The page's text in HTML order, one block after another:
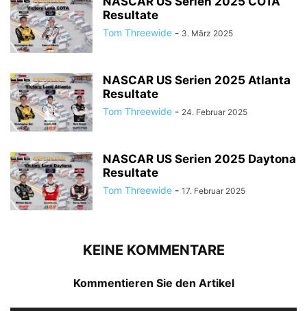
Resultate
Tom Threewide - 3. März 2025
NASCAR US Serien 2025 Atlanta
Resultate
Tom Threewide - 24. Februar 2025
NASCAR US Serien 2025 Daytona
Resultate
Tom Threewide - 17. Februar 2025
KEINE KOMMENTARE
Kommentieren Sie den Artikel